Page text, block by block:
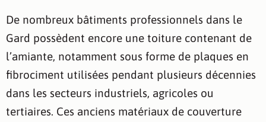
De nombreux bâtiments professionnels dans le
Gard possèdent encore une toiture contenant de
l’amiante, notamment sous forme de plaques en
fibrociment utilisées pendant plusieurs décennies
dans les secteurs industriels, agricoles ou
tertiaires. Ces anciens matériaux de couverture